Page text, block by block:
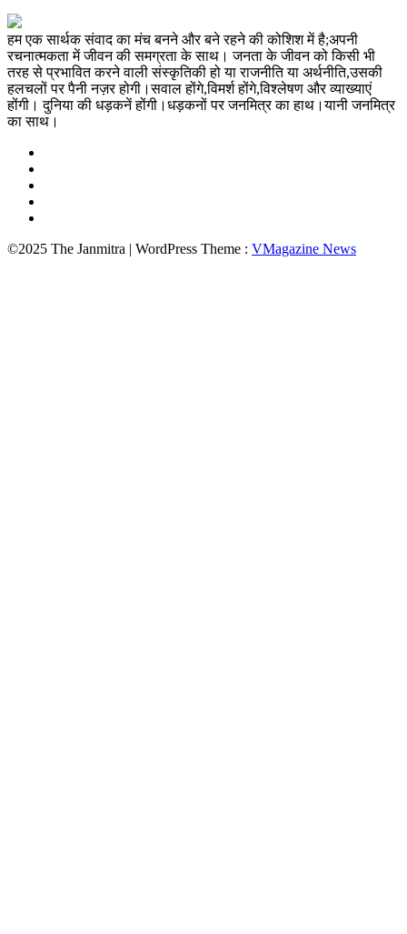
हम एक सार्थक संवाद का मंच बनने और बने रहने की कोशिश में है;अपनी
रचनात्मकता में जीवन की समग्रता के साथ। जनता के जीवन को किसी भी
तरह से प्रभावित करने वाली संस्कृतिकी हो या राजनीति या अर्थनीति,उसकी
हलचलों पर पैनी नज़र होगी।सवाल होंगे,विमर्श होंगे,विश्लेषण और व्याख्याएं
होंगी। दुनिया की धड़कनें होंगी।धड़कनों पर जनमित्र का हाथ।यानी जनमित्र
का साथ।
©2025 The Janmitra | WordPress Theme : VMagazine News